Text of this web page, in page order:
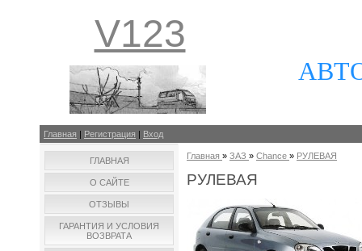
V123
Главная | Регистрация | Вход
ГЛАВНАЯ
О САЙТЕ
ОТЗЫВЫ
ГАРАНТИЯ И УСЛОВИЯ
ВОЗВРАТА
Главная » ЗАЗ » Chance » РУЛЕВАЯ
РУЛЕВАЯ